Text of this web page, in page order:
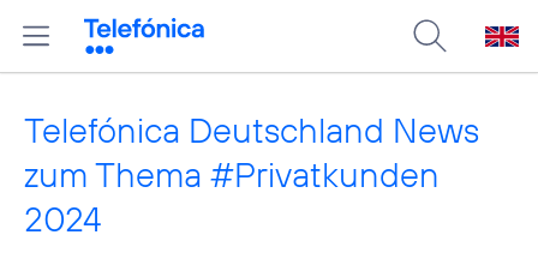
Telefónica Deutschland News
zum Thema #Privatkunden
2024